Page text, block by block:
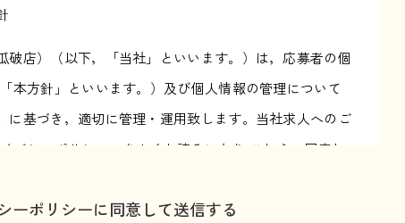
店）（以下，「当社」といいます。）は，応募者の個
本方針」といいます。）及び個人情報の管理について
に基づき，適切に管理・運用致します。当社求人へのご
バシーポリシー」をよくお読みになり,これらへ同意し
ーポリシーに同意して送信する